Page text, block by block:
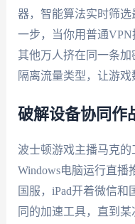
器，智能算法实时筛
一步，当你用普通
其他万人挤在同一条
隔离流量类型，让游戏
破解设备协同作
波士顿游戏主播马克的
Windows电脑运行直播
国服，iPad开着微信
同的加速工具，直到某